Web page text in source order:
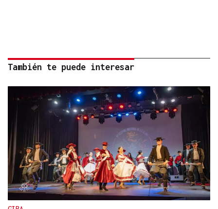
También te puede interesar